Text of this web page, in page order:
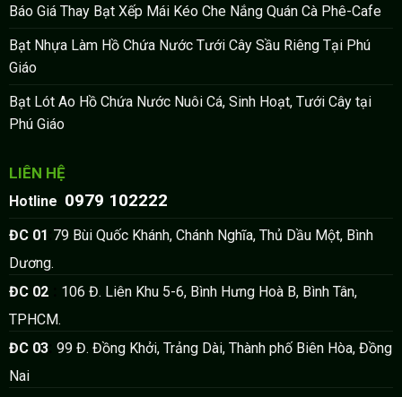
Báo Giá Thay Bạt Xếp Mái Kéo Che Nắng Quán Cà Phê-Cafe
Bạt Nhựa Làm Hồ Chứa Nước Tưới Cây Sầu Riêng Tại Phú
Giáo
Bạt Lót Ao Hồ Chứa Nước Nuôi Cá, Sinh Hoạt, Tưới Cây tại
Phú Giáo
LIÊN HỆ
Hotline 0979 102222
ĐC 01 79 Bùi Quốc Khánh, Chánh Nghĩa, Thủ Dầu Một, Bình
Dương.
ĐC 02:
106 Đ. Liên Khu 5-6, Bình Hưng Hoà B, Bình Tân,
TPHCM.
ĐC 03: 99 Đ. Đồng Khởi, Trảng Dài, Thành phố Biên Hòa, Đồng
Nai